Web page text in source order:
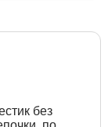
без